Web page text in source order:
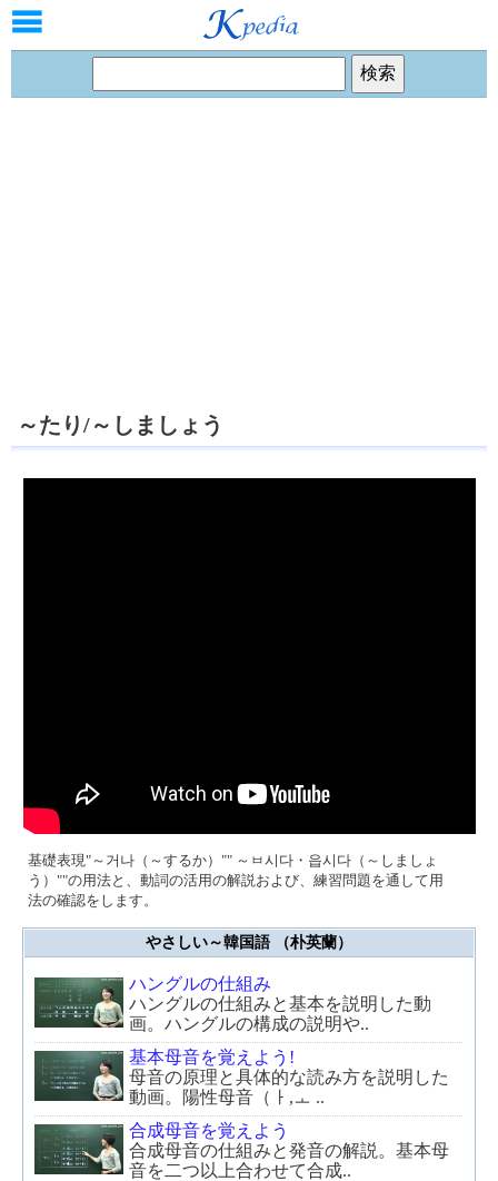
～たり/～しましょう
基礎表現"～거나（～するか）"" ～ㅂ시다・읍시다（～しましょ
う）""の用法と、動詞の活用の解説および、練習問題を通して用
法の確認をします。
やさしい～韓国語 （朴英蘭）
ハングルの仕組み
ハングルの仕組みと基本を説明した動
画。ハングルの構成の説明や..
基本母音を覚えよう!
母音の原理と具体的な読み方を説明した
動画。陽性母音（ㅏ,ㅗ ..
合成母音を覚えよう
合成母音の仕組みと発音の解説。基本母
音を二つ以上合わせて合成..